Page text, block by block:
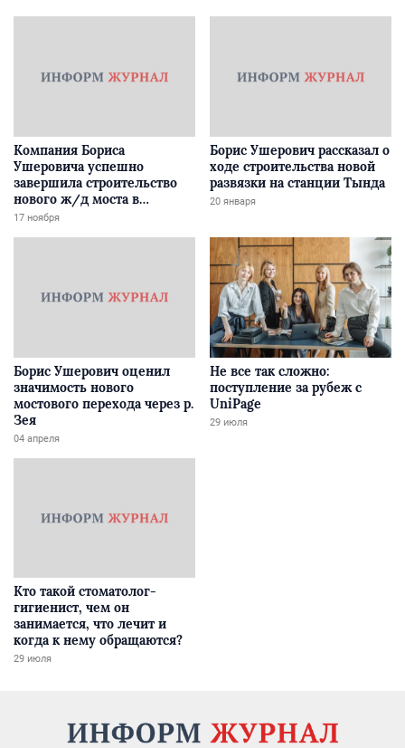
Компания Бориса
Ушеровича успешно
завершила строительство
нового ж/д моста в
Забайкалье
17 ноября
Борис Ушерович рассказал о
ходе строительства новой
развязки на станции Тында
20 января
Борис Ушерович оценил
значимость нового
мостового перехода через р.
Зея
04 апреля
Не все так сложно:
поступление за рубеж с
UniPage
29 июля
Кто такой стоматолог-
гигиенист, чем он
занимается, что лечит и
когда к нему обращаются?
29 июля